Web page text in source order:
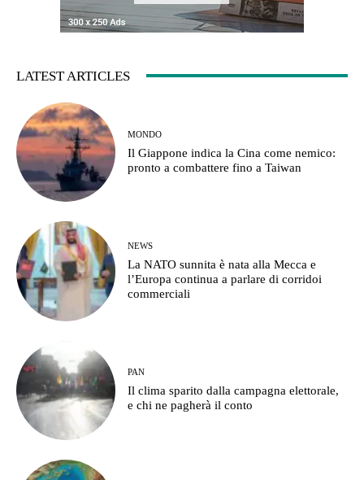
LATEST ARTICLES
MONDO
Il Giappone indica la Cina come nemico:
pronto a combattere fino a Taiwan
NEWS
La NATO sunnita è nata alla Mecca e
l’Europa continua a parlare di corridoi
commerciali
PAN
Il clima sparito dalla campagna elettorale,
e chi ne pagherà il conto